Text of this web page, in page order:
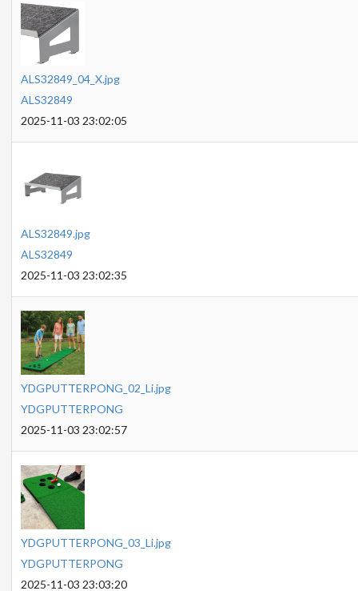
ALS32849_04_X.jpg
ALS32849
2025-11-03 23:02:05
ALS32849.jpg
ALS32849
2025-11-03 23:02:35
YDGPUTTERPONG_02_Li.jpg
YDGPUTTERPONG
2025-11-03 23:02:57
YDGPUTTERPONG_03_Li.jpg
YDGPUTTERPONG
2025-11-03 23:03:20